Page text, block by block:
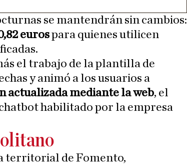
se mantendrán sin cambios:
eurospara quienes utilicen
el trabajo de la plantilla de
y animó a los usuarios a
actualizada mediante la web, el
habilitado por la empresa
territorial de Fomento,